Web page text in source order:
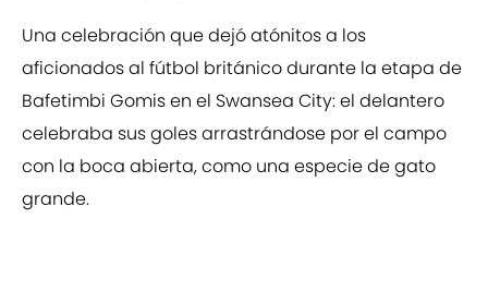
Una celebración que dejó atónitos a los
aficionados al fútbol británico durante la etapa de
Bafetimbi Gomis en el Swansea City: el delantero
celebraba sus goles arrastrándose por el campo
con la boca abierta, como una especie de gato
grande.